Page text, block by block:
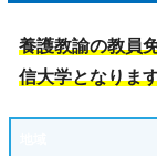
養護教諭の教員
信大学となりま